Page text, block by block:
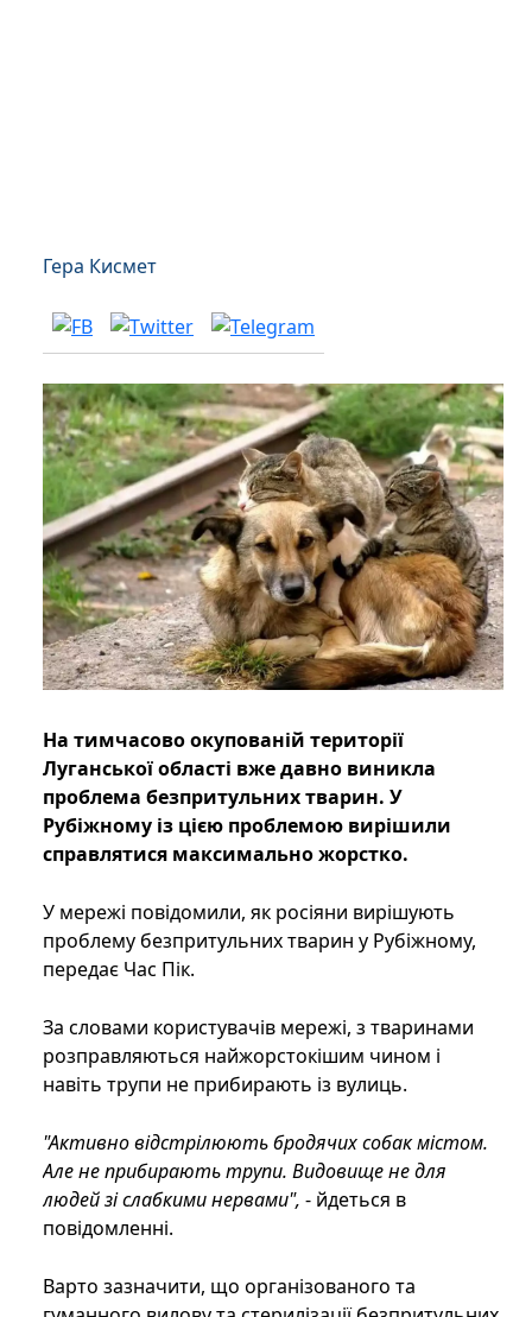
Гера Кисмет
На тимчасово окупованій території
Луганської області вже давно виникла
проблема безпритульних тварин. У
Рубіжному із цією проблемою вирішили
справлятися максимально жорстко.
У мережі повідомили, як росіяни вирішують
проблему безпритульних тварин у Рубіжному,
передає Час Пік.
За словами користувачів мережі, з тваринами
розправляються найжорстокішим чином і
навіть трупи не прибирають із вулиць.
"Активно відстрілюють бродячих собак містом.
Але не прибирають трупи. Видовище не для
людей зі слабкими нервами", - йдеться в
повідомленні.
Варто зазначити, що організованого та